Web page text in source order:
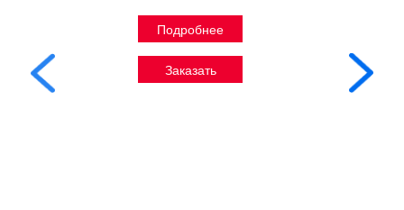
Подробнее
Заказать